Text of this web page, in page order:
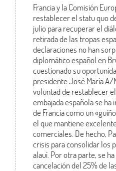
Francia y la Comisión
restablecer el statu quo
julio para recuperar el
retirada de las tropas
declaraciones no han
diplomático español en
cuestionado su
presidente José María
voluntad de restablecer
embajada española se
de Francia como un
el que mantiene
comerciales. De hecho,
crisis para consolidar los
alauí. Por otra parte, se
cancelación del 25% de